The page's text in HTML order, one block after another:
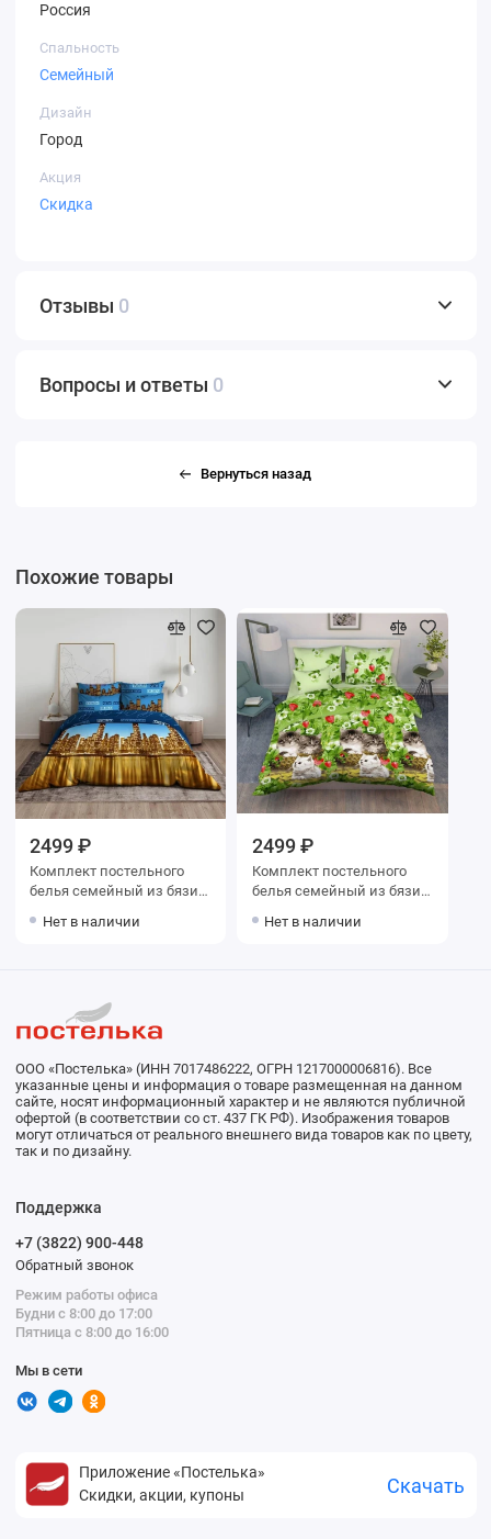
Россия
Спальность
Семейный
Дизайн
Город
Акция
Скидка
Отзывы 0
Вопросы и ответы 0
Вернуться назад
Похожие товары
2499 ₽
Комплект постельного
белья семейный из бязи с
Город Василиса
Нет в наличии
2499 ₽
Комплект постельного
белья семейный из бязи с
Животные Василиса
Нет в наличии
ООО «Постелька» (ИНН 7017486222, ОГРН 1217000006816). Все
указанные цены и информация о товаре размещенная на данном
сайте, носят информационный характер и не являются публичной
офертой (в соответствии со ст. 437 ГК РФ). Изображения товаров
могут отличаться от реального внешнего вида товаров как по цвету,
так и по дизайну.
Поддержка
+7 (3822) 900-448
Обратный звонок
Режим работы офиса
Будни с 8:00 до 17:00
Пятница с 8:00 до 16:00
Мы в сети
Приложение «Постелька»
Скидки, акции, купоны
Скачать